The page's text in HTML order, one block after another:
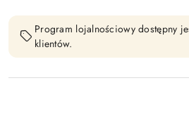
Program lojalnościowy dostępny
klientów.